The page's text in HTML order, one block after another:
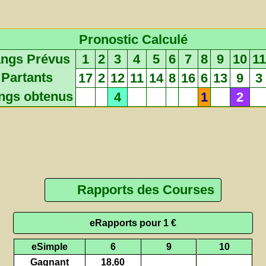
Pronostic Calculé
Prévus
1 2 3 4 5 6 7 8 9 10 11
Partants
17 2 12 11 14 8 16 6 13 9
3
obtenus
4 1 2
Rapports des Courses
eRapports pour 1 €
eSimple 6 9
10
Gagnant
18,60